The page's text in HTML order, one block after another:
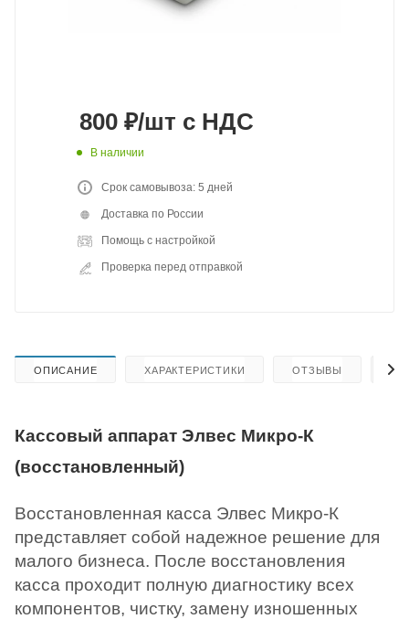
800 ₽/шт с НДС
В наличии
Срок самовывоза: 5 дней
Доставка по России
Помощь с настройкой
Проверка перед отправкой
ОПИСАНИЕ ХАРАКТЕРИСТИКИ ОТЗЫВЫ
Кассовый аппарат Элвес Микро-К
(восстановленный)
Восстановленная касса Элвес Микро-К
представляет собой надежное решение для
малого бизнеса. После восстановления
касса проходит полную диагностику всех
компонентов, чистку, замену изношенных